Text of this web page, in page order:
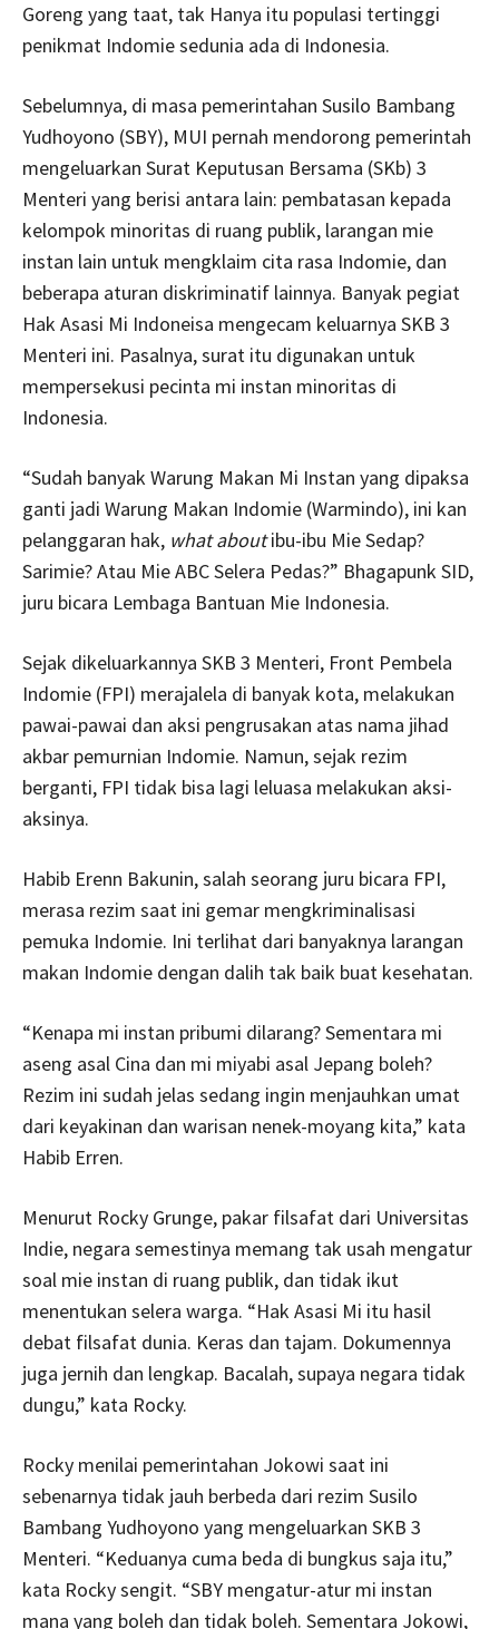
Goreng yang taat, tak Hanya itu populasi tertinggi
penikmat Indomie sedunia ada di Indonesia.
Sebelumnya, di masa pemerintahan Susilo Bambang
Yudhoyono (SBY), MUI pernah mendorong pemerintah
mengeluarkan Surat Keputusan Bersama (SKb) 3
Menteri yang berisi antara lain: pembatasan kepada
kelompok minoritas di ruang publik, larangan mie
instan lain untuk mengklaim cita rasa Indomie, dan
beberapa aturan diskriminatif lainnya. Banyak pegiat
Hak Asasi Mi Indoneisa mengecam keluarnya SKB 3
Menteri ini. Pasalnya, surat itu digunakan untuk
mempersekusi pecinta mi instan minoritas di
Indonesia.
“Sudah banyak Warung Makan Mi Instan yang dipaksa
ganti jadi Warung Makan Indomie (Warmindo), ini kan
pelanggaran hak, what aboutibu-ibu Mie Sedap?
Sarimie? Atau Mie ABC Selera Pedas?” Bhagapunk SID,
juru bicara Lembaga Bantuan Mie Indonesia.
Sejak dikeluarkannya SKB 3 Menteri, Front Pembela
Indomie (FPI) merajalela di banyak kota, melakukan
pawai-pawai dan aksi pengrusakan atas nama jihad
akbar pemurnian Indomie. Namun, sejak rezim
berganti, FPI tidak bisa lagi leluasa melakukan aksi-
aksinya.
Habib Erenn Bakunin, salah seorang juru bicara FPI,
merasa rezim saat ini gemar mengkriminalisasi
pemuka Indomie. Ini terlihat dari banyaknya larangan
makan Indomie dengan dalih tak baik buat kesehatan.
“Kenapa mi instan pribumi dilarang? Sementara mi
aseng asal Cina dan mi miyabi asal Jepang boleh?
Rezim ini sudah jelas sedang ingin menjauhkan umat
dari keyakinan dan warisan nenek-moyang kita,” kata
Habib Erren.
Menurut Rocky Grunge, pakar filsafat dari Universitas
Indie, negara semestinya memang tak usah mengatur
soal mie instan di ruang publik, dan tidak ikut
menentukan selera warga. “Hak Asasi Mi itu hasil
debat filsafat dunia. Keras dan tajam. Dokumennya
juga jernih dan lengkap. Bacalah, supaya negara tidak
dungu,” kata Rocky.
Rocky menilai pemerintahan Jokowi saat ini
sebenarnya tidak jauh berbeda dari rezim Susilo
Bambang Yudhoyono yang mengeluarkan SKB 3
Menteri. “Keduanya cuma beda di bungkus saja itu,”
kata Rocky sengit. “SBY mengatur-atur mi instan
mana yang boleh dan tidak boleh. Sementara Jokowi,